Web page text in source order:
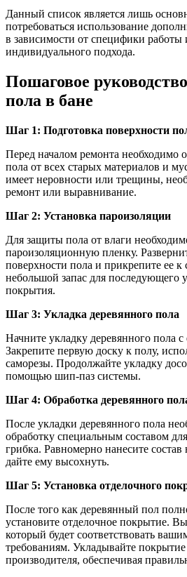
Данный список является лишь
потребоваться использование
в зависимости от специфики работы
индивидуального подхода.
Пошаговое
пола в бане
Шаг 1: Подготовка поверхности
Перед началом ремонта необходимо
пола от всех старых материалов и
имеет неровности или трещины,
ремонт или выравнивание.
Шаг 2: Установка пароизоляции
Для защиты пола от влаги
пароизоляционную пленку.
поверхности пола и прикрепите ее к
небольшой запас для последующего
покрытия.
Шаг 3: Укладка деревянного пола
Начните укладку деревянного пола
Закрепите первую доску к полу,
саморезы. Продолжайте укладку
помощью шип-паз системы.
Шаг 4: Обработка деревянного
После укладки деревянного пола
обработку специальным составом
грибка. Равномерно нанесите состав
дайте ему высохнуть.
Шаг 5: Установка отделочного
После того как деревянный пол
установите отделочное покрытие.
который будет соответствовать
требованиям. Укладывайте
производителя, обеспечивая